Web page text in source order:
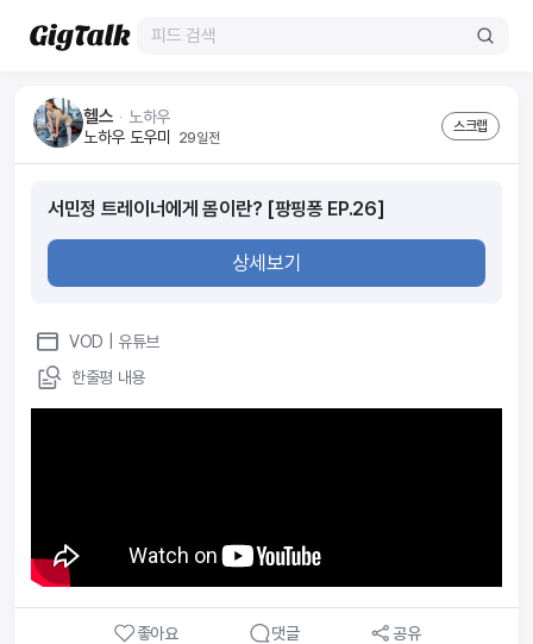
헬스 ᆞ 노하우
노하우 도우미
29일전
스크랩
서민정 트레이너에게 몸이란? [팡핑퐁 EP.26]
상세보기
VOD | 유튜브
한줄평 내용
좋아요 댓글 공유